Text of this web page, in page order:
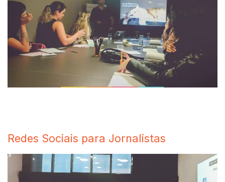
Redes Sociais para Jornalistas